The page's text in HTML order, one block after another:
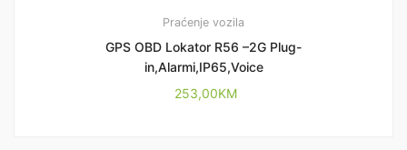
Praćenje vozila
GPS OBD Lokator R56 –2G Plug-
in,Alarmi,IP65,Voice
253,00KM